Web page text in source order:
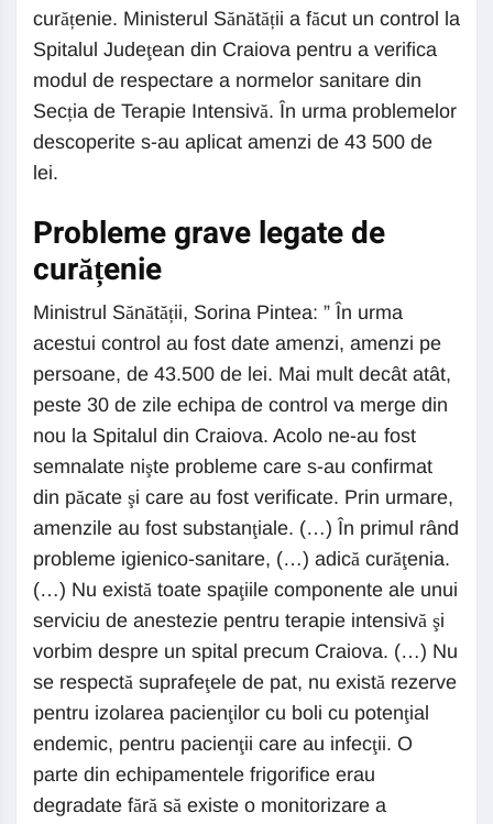
curățenie. Ministerul Sănătății a făcut un control la
Spitalul Judeţean din Craiova pentru a verifica
modul de respectare a normelor sanitare din
Secția de Terapie Intensivă. În urma problemelor
descoperite s-au aplicat amenzi de 43 500 de
lei.
Probleme grave legate de
curățenie
Ministrul Sănătății, Sorina Pintea: ” În urma
acestui control au fost date amenzi, amenzi pe
persoane, de 43.500 de lei. Mai mult decât atât,
peste 30 de zile echipa de control va merge din
nou la Spitalul din Craiova. Acolo ne-au fost
semnalate nişte probleme care s-au confirmat
din păcate şi care au fost verificate. Prin urmare,
amenzile au fost substanţiale. (…) În primul rând
probleme igienico-sanitare, (…) adică curăţenia.
(…) Nu există toate spaţiile componente ale unui
serviciu de anestezie pentru terapie intensivă şi
vorbim despre un spital precum Craiova. (…) Nu
se respectă suprafeţele de pat, nu există rezerve
pentru izolarea pacienţilor cu boli cu potenţial
endemic, pentru pacienţii care au infecţii. O
parte din echipamentele frigorifice erau
degradate fără să existe o monitorizare a